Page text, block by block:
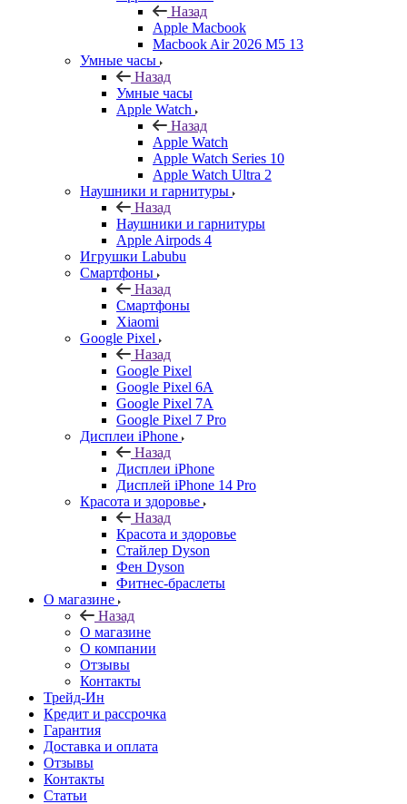
Назад
Apple Macbook
Macbook Air 2026 M5 13
Умные часы
Назад
Умные часы
Apple Watch
Назад
Apple Watch
Apple Watch Series 10
Apple Watch Ultra 2
Наушники и гарнитуры
Назад
Наушники и гарнитуры
Apple Airpods 4
Игрушки Labubu
Смартфоны
Назад
Смартфоны
Xiaomi
Google Pixel
Назад
Google Pixel
Google Pixel 6A
Google Pixel 7А
Google Pixel 7 Pro
Дисплеи iPhone
Назад
Дисплеи iPhone
Дисплей iPhone 14 Pro
Красота и здоровье
Назад
Красота и здоровье
Стайлер Dyson
Фен Dyson
Фитнес-браслеты
О магазине
Назад
О магазине
О компании
Отзывы
Контакты
Трейд-Ин
Кредит и рассрочка
Гарантия
Доставка и оплата
Отзывы
Контакты
Статьи